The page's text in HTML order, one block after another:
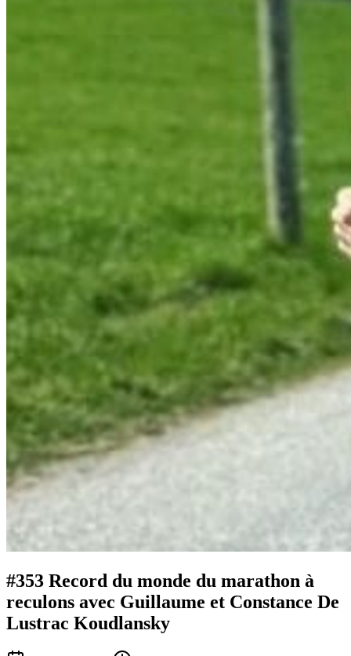
#353 Record du monde du marathon à
reculons avec Guillaume et Constance De
Lustrac Koudlansky